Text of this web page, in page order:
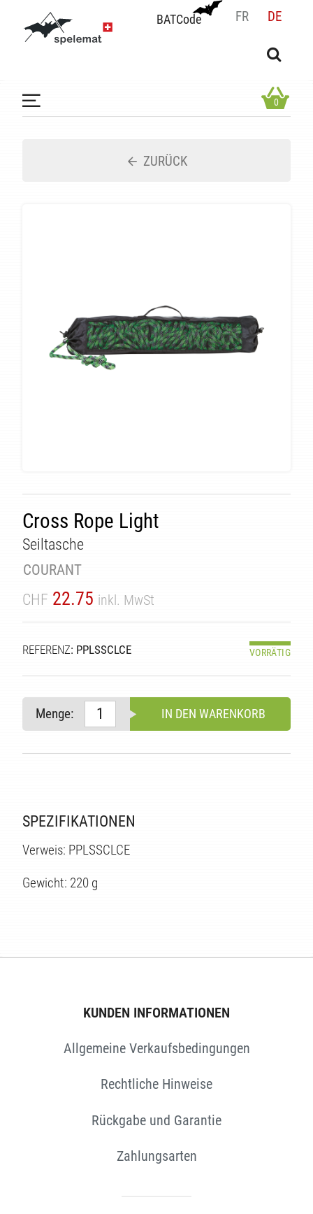
BATCode FR DE
BATCode
OK
0
ZURÜCK
Cross Rope Light
Seiltasche
COURANT
CHF 22.75 inkl. MwSt
REFERENZ: PPLSSCLCE VORRÄTIG
Menge: IN DEN WARENKORB
SPEZIFIKATIONEN
Verweis: PPLSSCLCE
Gewicht: 220 g
KUNDEN INFORMATIONEN
Allgemeine Verkaufsbedingungen
Rechtliche Hinweise
Rückgabe und Garantie
Zahlungsarten